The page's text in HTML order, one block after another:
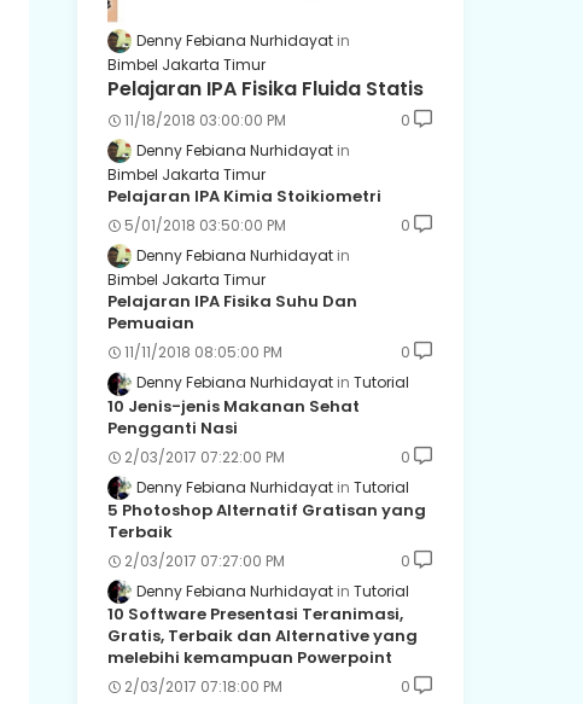
Denny Febiana Nurhidayat
Bimbel Jakarta Timur
Pelajaran IPA Fisika Fluida Statis
11/18/2018 03:00:00 PM
0
Denny Febiana Nurhidayat
Bimbel Jakarta Timur
Pelajaran IPA Kimia Stoikiometri
5/01/2018 03:50:00 PM
0
Denny Febiana Nurhidayat
Bimbel Jakarta Timur
Pelajaran IPA Fisika Suhu Dan
Pemuaian
11/11/2018 08:05:00 PM
0
Denny Febiana Nurhidayat
Tutorial
10 Jenis-jenis Makanan Sehat
Pengganti Nasi
2/03/2017 07:22:00 PM
0
Denny Febiana Nurhidayat
Tutorial
5 Photoshop Alternatif Gratisan yang
Terbaik
2/03/2017 07:27:00 PM
0
Denny Febiana Nurhidayat
Tutorial
10 Software Presentasi Teranimasi,
Gratis, Terbaik dan Alternative yang
melebihi kemampuan Powerpoint
2/03/2017 07:18:00 PM
0